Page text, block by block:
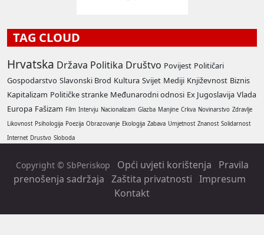
TAG CLOUD
Hrvatska Država Politika Društvo Povijest Političari
Gospodarstvo Slavonski Brod Kultura Svijet Mediji Književnost Biznis
Kapitalizam Političke stranke Međunarodni odnosi Ex Jugoslavija Vlada
Europa Fašizam Film Intervju Nacionalizam Glazba Manjine Crkva Novinarstvo Zdravlje
Likovnost Psihologija Poezija Obrazovanje Ekologija Zabava Umjetnost Znanost Solidarnost
Internet Drustvo Sloboda
Copyright © SbPeriskop Opći uvjeti korištenja
Pravila
prenošenja sadržaja Zaštita privatnosti Impresum
Kontakt